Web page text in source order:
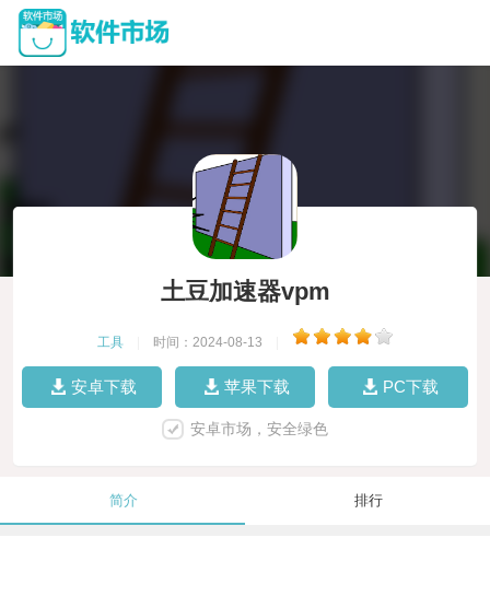
土豆加速器vpm
工具 时间：2024-08-13
安卓下载 苹果下载 PC下载
安卓市场，安全绿色
简介 排行